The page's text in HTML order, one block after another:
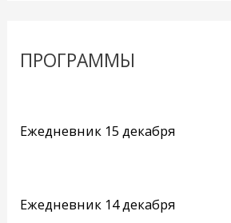
ПРОГРАММЫ
Ежедневник 15 декабря
Ежедневник 14 декабря